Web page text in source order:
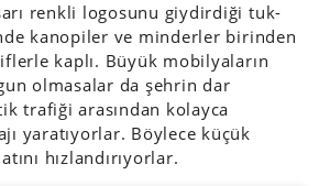
renkli logosunu giydirdiği tuk-
kanopiler ve minderler birinden
kaplı. Büyük mobilyaların
olmasalar da şehrin dar
trafiği arasından kolayca
yaratıyorlar. Böylece küçük
hızlandırıyorlar.